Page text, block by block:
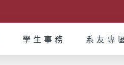
學生事務 系友專